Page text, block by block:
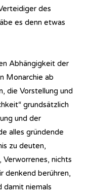
des
es denn etwas
Abhängigkeit der
Monarchie ab
die Vorstellung und
grundsätzlich
und der
alles gründende
zu deuten,
Verworrenes, nichts
denkend berühren,
damit niemals